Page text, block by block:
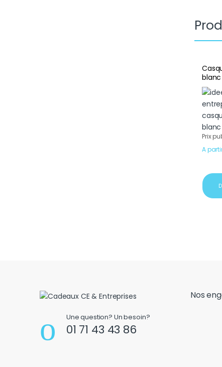
blanc
Prix
A
Une question? Un besoin?
01 71 43 43 86
Nos